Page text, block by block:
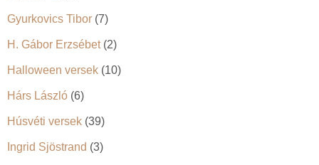
Gyurkovics Tibor (7)
H. Gábor Erzsébet(2)
Halloween versek (10)
Hárs László (6)
Húsvéti versek (39)
Ingrid Sjöstrand (3)